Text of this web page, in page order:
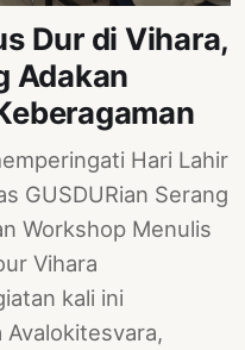
Dur di Vihara,
Adakan
Hari Lahir
GUSDURian Serang
Workshop Menulis
Vihara
kali ini
Avalokitesvara,